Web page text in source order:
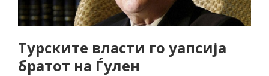
Турските власти го уапсија
братот на Ѓулен